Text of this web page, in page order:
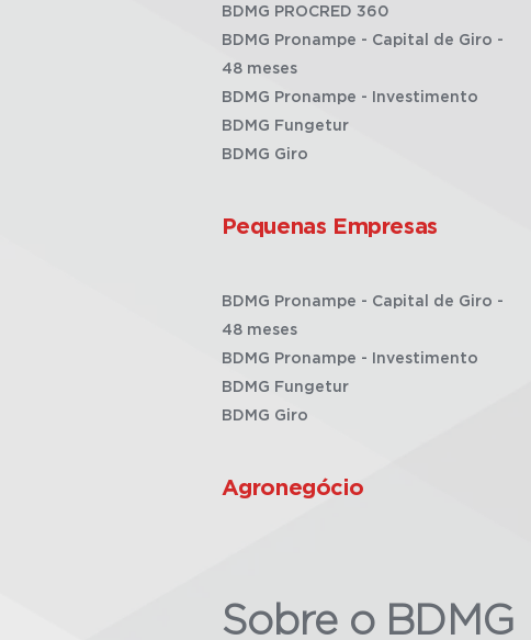
BDMG PROCRED 360
BDMG Pronampe - Capital de Giro -
48 meses
BDMG Pronampe - Investimento
BDMG Fungetur
BDMG Giro
Pequenas Empresas
BDMG Pronampe - Capital de Giro -
48 meses
BDMG Pronampe - Investimento
BDMG Fungetur
BDMG Giro
Agronegócio
Sobre o BDMG